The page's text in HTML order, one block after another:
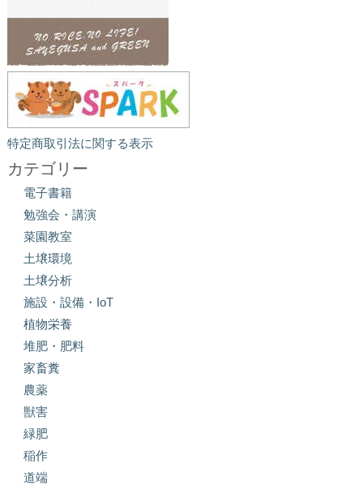
特定商取引法に関する表示
カテゴリー
電子書籍
勉強会・講演
菜園教室
土壌環境
土壌分析
施設・設備・IoT
植物栄養
堆肥・肥料
家畜糞
農薬
獣害
緑肥
稲作
道端